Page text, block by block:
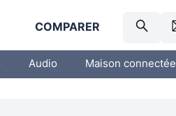
COMPARER
Audio Maison connectée